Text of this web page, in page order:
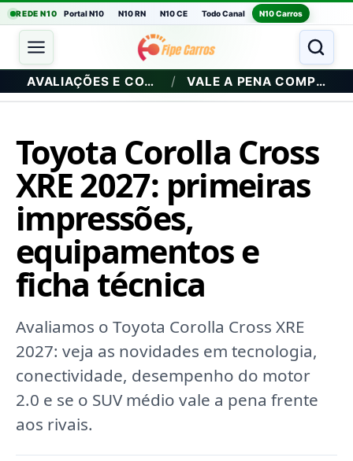
REDE N10 Portal N10 N10 RN N10 CE Todo Canal N10 Carros
AVALIAÇÕES E COMPRA / VALE A PENA COMPRAR?
Toyota Corolla Cross
XRE 2027: primeiras
impressões,
equipamentos e
ficha técnica
Avaliamos o Toyota Corolla Cross XRE
2027: veja as novidades em tecnologia,
conectividade, desempenho do motor
2.0 e se o SUV médio vale a pena frente
aos rivais.